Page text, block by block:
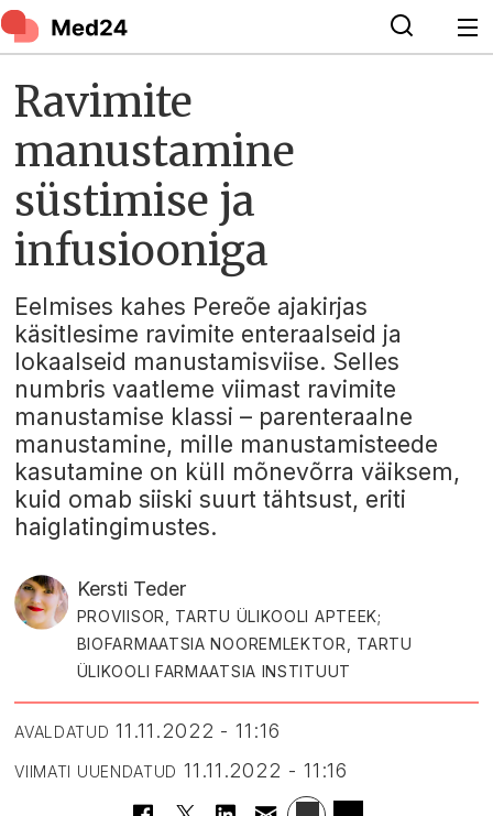
Ravimite
manustamine
süstimise ja
infusiooniga
Eelmises kahes Pereõe ajakirjas
käsitlesime ravimite enteraalseid ja
lokaalseid manustamisviise. Selles
numbris vaatleme viimast ravimite
manustamise klassi – parenteraalne
manustamine, mille manustamisteede
kasutamine on küll mõnevõrra väiksem,
kuid omab siiski suurt tähtsust, eriti
haiglatingimustes.
Kersti Teder
PROVIISOR, TARTU ÜLIKOOLI APTEEK;
BIOFARMAATSIA NOOREMLEKTOR, TARTU
ÜLIKOOLI FARMAATSIA INSTITUUT
AVALDATUD 11.11.2022 - 11:16
VIIMATI UUENDATUD 11.11.2022 - 11:16